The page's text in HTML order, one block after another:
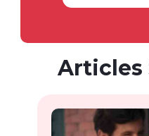
Articles